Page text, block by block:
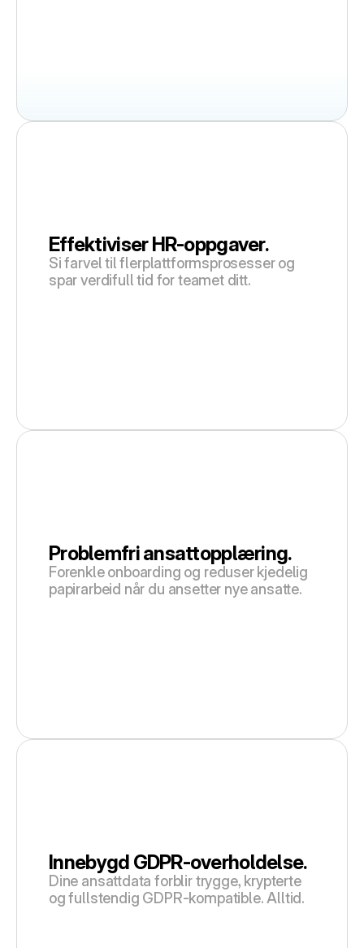
Effektiviser HR-oppgaver.
Si farvel til flerplattformsprosesser og
spar verdifull tid for teamet ditt.
Problemfri ansattopplæring.
Forenkle onboarding og reduser kjedelig
papirarbeid når du ansetter nye ansatte.
Innebygd GDPR-overholdelse.
Dine ansattdata forblir trygge, krypterte
og fullstendig GDPR-kompatible. Alltid.